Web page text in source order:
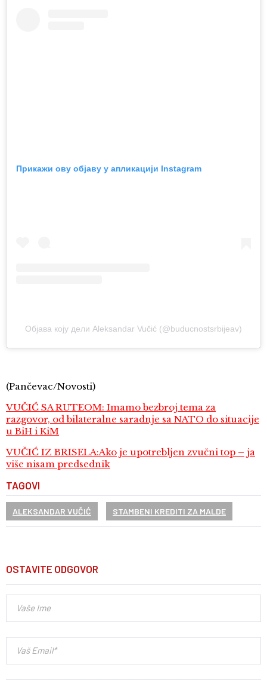
Прикажи ову објаву у апликацији Instagram
Објава коју дели Aleksandar Vučić (@buducnostsrbijeav)
(Pančevac/Novosti)
VUČIĆ SA RUTEOM: Imamo bezbroj tema za
razgovor, od bilateralne saradnje sa NATO do situacije
u BiH i KiM
VUČIĆ IZ BRISELA:Ako je upotrebljen zvučni top – ja
više nisam predsednik
TAGOVI
ALEKSANDAR VUČIĆ STAMBENI KREDITI ZA MALDE
OSTAVITE ODGOVOR